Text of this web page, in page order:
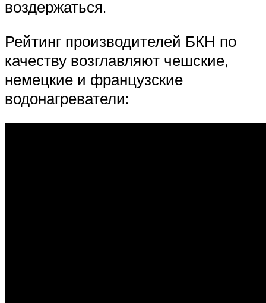
воздержаться.
Рейтинг производителей БКН по
качеству возглавляют чешские,
немецкие и французские
водонагреватели: